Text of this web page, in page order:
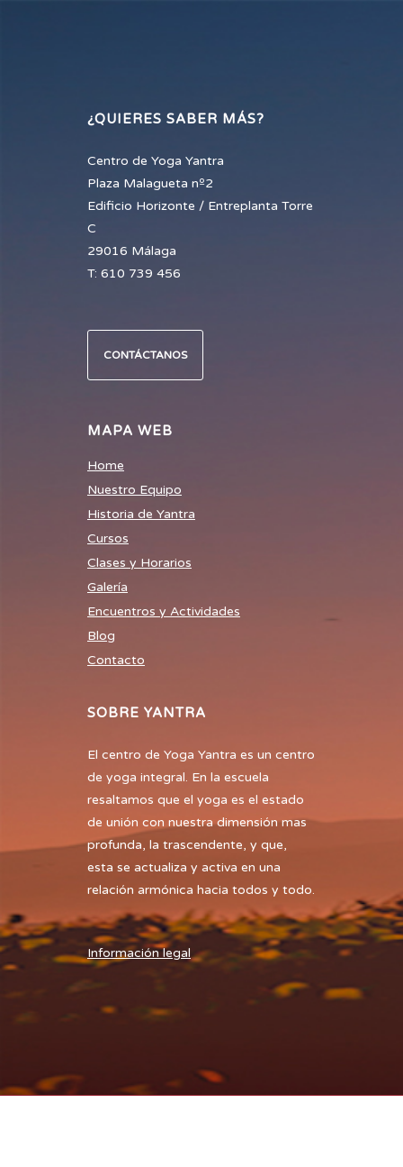
¿QUIERES SABER MÁS?
Centro de Yoga Yantra
Plaza Malagueta nº2
Edificio Horizonte / Entreplanta Torre
C
29016 Málaga
T: 610 739 456
CONTÁCTANOS
MAPA WEB
Home
Nuestro Equipo
Historia de Yantra
Cursos
Clases y Horarios
Galería
Encuentros y Actividades
Blog
Contacto
SOBRE YANTRA
El centro de Yoga Yantra es un centro
de yoga integral. En la escuela
resaltamos que el yoga es el estado
de unión con nuestra dimensión mas
profunda, la trascendente, y que,
esta se actualiza y activa en una
relación armónica hacia todos y todo.
Información legal